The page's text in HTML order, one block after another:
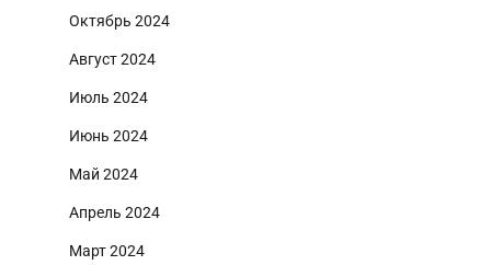
Октябрь 2024
Август 2024
Июль 2024
Июнь 2024
Май 2024
Апрель 2024
Март 2024